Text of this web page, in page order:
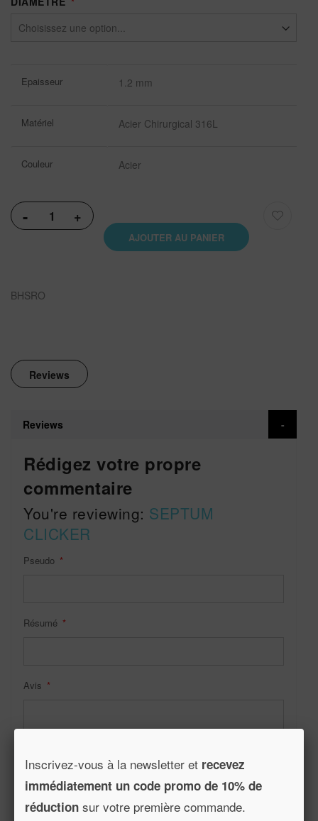
d’information
Epaisseur 1.2 mm
Matériel Acier Chirurgical 316L
Couleur Acier
- +
AJOUTER AU PANIER
BHSRO
Reviews
Reviews
Rédigez votre propre
commentaire
You're reviewing: SEPTUM
CLICKER
Pseudo
Résumé
Avis
Inscrivez-vous à la newsletter et recevez
immédiatement un code promo de 10% de
réduction sur votre première commande.